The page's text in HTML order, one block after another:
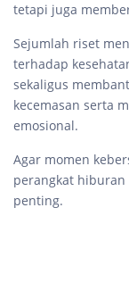
tetapi juga
Sejumlah riset
terhadap
sekaligus
kecemasan serta
emosional.
Agar momen
perangkat
penting.